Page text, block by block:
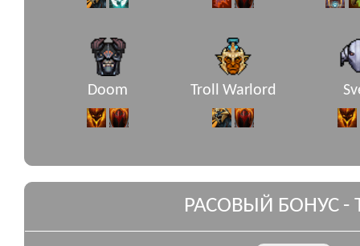
Doom Troll Warlord
РАСОВЫЙ БОНУС -